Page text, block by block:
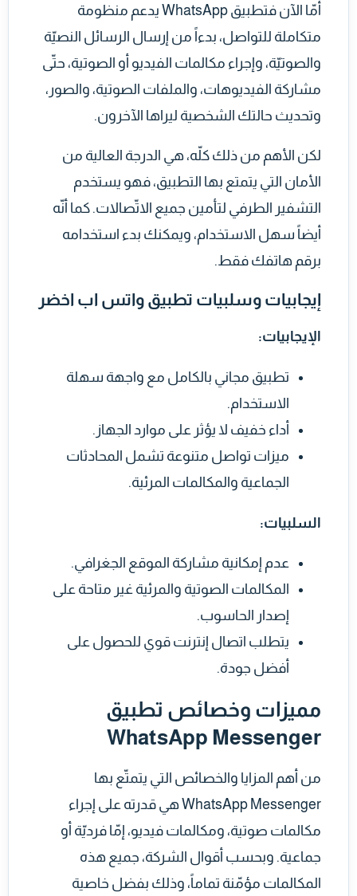
أمّا الآن فتطبيق WhatsApp يدعم منظومة
متكاملة للتواصل، بدءاً من إرسال الرسائل النصيّة
والصوتيّة، وإجراء مكالمات الفيديو أو الصوتية، حتّى
مشاركة الفيديوهات، والملفات الصوتية، والصور،
وتحديث حالتك الشخصية ليراها الآخرون.
لكن الأهم من ذلك كلّه، هي الدرجة العالية من
الأمان التي يتمتع بها التطبيق، فهو يستخدم
التشفير الطرفي لتأمين جميع الاتّصالات. كما أنّه
أيضاً سهل الاستخدام، ويمكنك بدء استخدامه
برقم هاتفك فقط.
إيجابيات وسلبيات تطبيق واتس اب اخضر
الإيجابيات:
تطبيق مجاني بالكامل مع واجهة سهلة
الاستخدام.
أداء خفيف لا يؤثر على موارد الجهاز.
ميزات تواصل متنوعة تشمل المحادثات
الجماعية والمكالمات المرئية.
السلبيات:
عدم إمكانية مشاركة الموقع الجغرافي.
المكالمات الصوتية والمرئية غير متاحة على
إصدار الحاسوب.
يتطلب اتصال إنترنت قوي للحصول على
أفضل جودة.
مميزات وخصائص تطبيق
WhatsApp Messenger
من أهم المزايا والخصائص التي يتمتّع بها
WhatsApp Messenger هي قدرته على إجراء
مكالمات صوتية، ومكالمات فيديو، إمّا فرديّة أو
جماعية. وبحسب أقوال الشركة، جميع هذه
المكالمات مؤمّنة تماماً، وذلك بفضل خاصية